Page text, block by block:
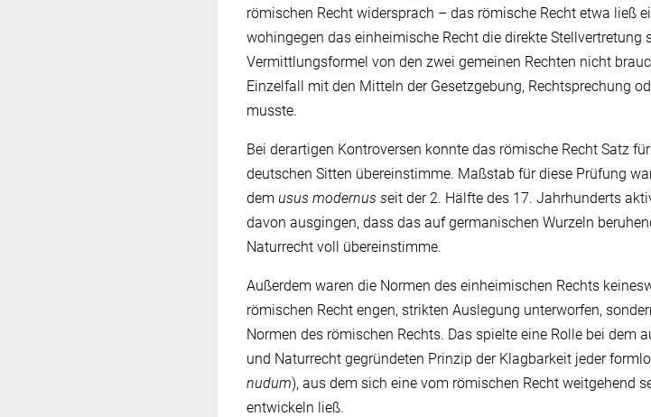
römischen Recht widersprach – das römische Recht etwa ließ
wohingegen das einheimische Recht die direkte Stellvertretung
Vermittlungsformel von den zwei gemeinen Rechten nicht
Einzelfall mit den Mitteln der Gesetzgebung, Rechtsprechung
musste.
Bei derartigen Kontroversen konnte das römische Recht Satz
deutschen Sitten übereinstimme. Maßstab für diese Prüfung
dem usus modernus seit der 2. Hälfte des 17. Jahrhunderts
davon ausgingen, dass das auf germanischen Wurzeln
Naturrecht voll übereinstimme.
Außerdem waren die Normen des einheimischen Rechts
römischen Recht engen, strikten Auslegung unterworfen,
Normen des römischen Rechts. Das spielte eine Rolle bei dem
und Naturrecht gegründeten Prinzip der Klagbarkeit jeder
nudum), aus dem sich eine vom römischen Recht weitgehend
entwickeln ließ.